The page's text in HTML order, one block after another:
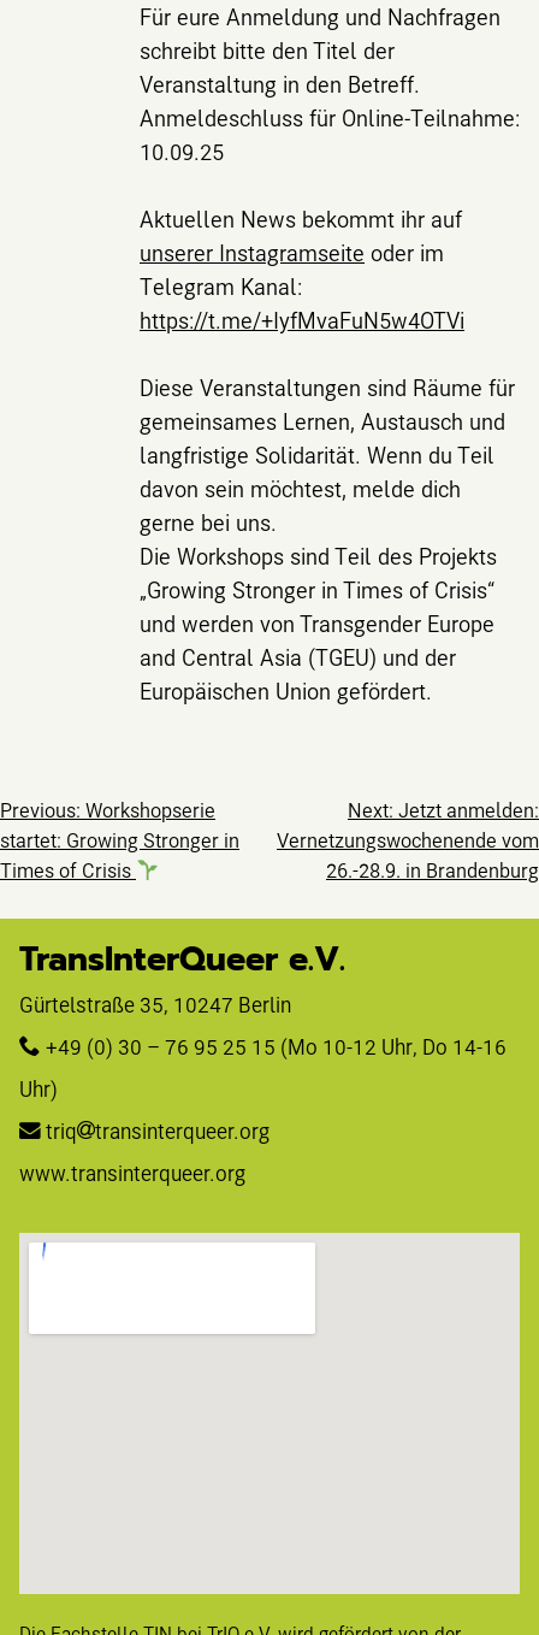
Für eure Anmeldung und Nachfragen
schreibt bitte den Titel der
Veranstaltung in den Betreff.
Anmeldeschluss für Online-Teilnahme:
10.09.25
Aktuellen News bekommt ihr auf
unserer Instagramseite oder im
Telegram Kanal:
https://t.me/+IyfMvaFuN5w4OTVi
Diese Veranstaltungen sind Räume für
gemeinsames Lernen, Austausch und
langfristige Solidarität. Wenn du Teil
davon sein möchtest, melde dich
gerne bei uns.
Die Workshops sind Teil des Projekts
„Growing Stronger in Times of Crisis“
und werden von Transgender Europe
and Central Asia (TGEU) und der
Europäischen Union gefördert.
Previous: Workshopserie
startet: Growing Stronger in
Times of Crisis
Next: Jetzt anmelden:
Vernetzungswochenende vom
26.-28.9. in Brandenburg
TransInterQueer e.V.
Gürtelstraße 35, 10247 Berlin
+49 (0) 30 – 76 95 25 15 (Mo 10-12 Uhr, Do 14-16
Uhr)
triq
transinterqueer.org
www.transinterqueer.org